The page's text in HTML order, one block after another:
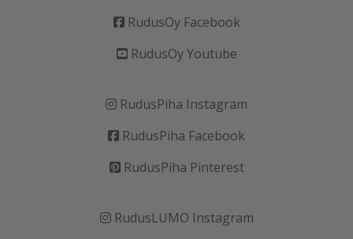
RudusOy Facebook
RudusOy Youtube
RudusPiha Instagram
RudusPiha Facebook
RudusPiha Pinterest
RudusLUMO Instagram